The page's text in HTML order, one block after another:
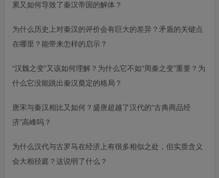
累又如何导致了秦汉帝国的解体？
为什么历史上对秦汉的评价会有巨大的差异？矛盾的关键点
在哪里？能带来怎样的启示？
“汉魏之变”又该如何理解？为什么它不如“周秦之变”重要？为
什么它没能跳出秦汉奠定的格局？
唐宋与秦汉相比又如何？盛唐超越了汉代的“古典商品经
济”高峰吗？
为什么汉代与古罗马在经济上有很多相似之处，但实质含义
会大相径庭？这说明了什么？